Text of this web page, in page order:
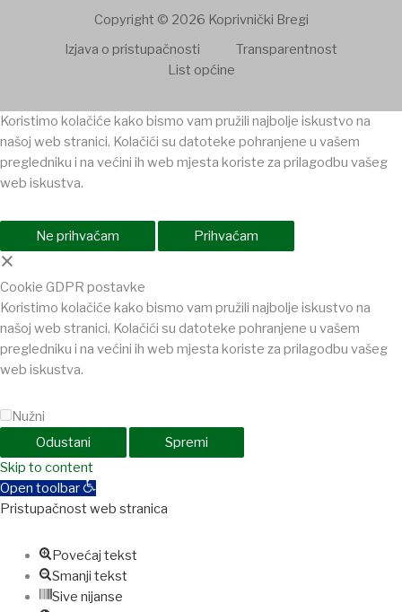
Copyright © 2026 Koprivnički Bregi
Izjava o pristupačnosti
Transparentnost
List općine
Koristimo kolačiće kako bismo vam pružili najbolje iskustvo na
našoj web stranici. Kolačići su datoteke pohranjene u vašem
pregledniku i na većini ih web mjesta koriste za prilagodbu vašeg
web iskustva.
Ne prihvaćam Prihvaćam
×
Cookie GDPR postavke
Koristimo kolačiće kako bismo vam pružili najbolje iskustvo na
našoj web stranici. Kolačići su datoteke pohranjene u vašem
pregledniku i na većini ih web mjesta koriste za prilagodbu vašeg
web iskustva.
Nužni
Odustani
Spremi
holiganbetHoliganbet
Skip to content
Open toolbar
Pristupačnost web stranica
Povećaj tekst
Smanji tekst
Sive nijanse